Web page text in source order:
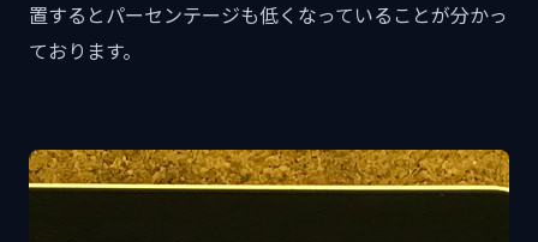
置するとパーセンテージも低くなっていることが分かっ
ております。